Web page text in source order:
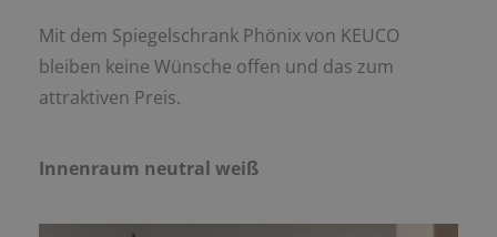
Mit dem Spiegelschrank Phönix von KEUCO
bleiben keine Wünsche offen und das zum
attraktiven Preis.
Innenraum neutral weiß